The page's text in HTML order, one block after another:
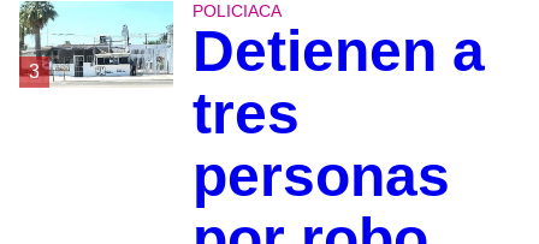
3
POLICIACA
Detienen a
tres
personas